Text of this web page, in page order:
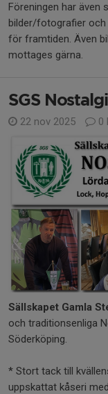
Föreningen har även
bilder/fotografier och
för framtiden. Även
mottages gärna.
SGS
22 nov 2025 0
Sällskapet Gamla
och traditionsenliga
Söderköping.
* Stort tack till
uppskattat kåseri